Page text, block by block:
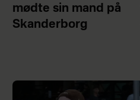
mødte sin mand på
Skanderborg